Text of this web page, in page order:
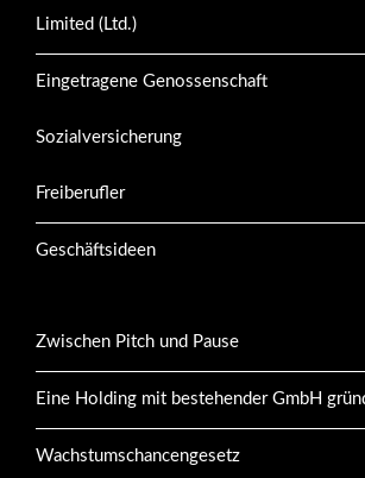
Limited (Ltd.)
Eingetragene Genossenschaft
Sozialversicherung
Freiberufler
Geschäftsideen
Zwischen Pitch und Pause
Eine Holding mit bestehender GmbH
Wachstumschancengesetz